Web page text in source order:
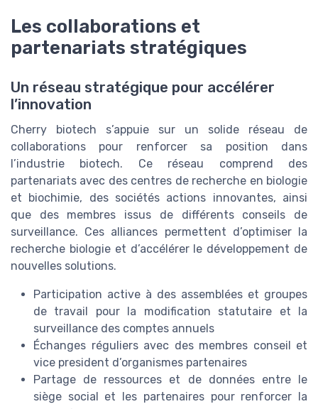
Les collaborations et
partenariats stratégiques
Un réseau stratégique pour accélérer
l’innovation
Cherry biotech s’appuie sur un solide réseau de
collaborations pour renforcer sa position dans
l’industrie biotech. Ce réseau comprend des
partenariats avec des centres de recherche en biologie
et biochimie, des sociétés actions innovantes, ainsi
que des membres issus de différents conseils de
surveillance. Ces alliances permettent d’optimiser la
recherche biologie et d’accélérer le développement de
nouvelles solutions.
Participation active à des assemblées et groupes
de travail pour la modification statutaire et la
surveillance des comptes annuels
Échanges réguliers avec des membres conseil et
vice president d’organismes partenaires
Partage de ressources et de données entre le
siège social et les partenaires pour renforcer la